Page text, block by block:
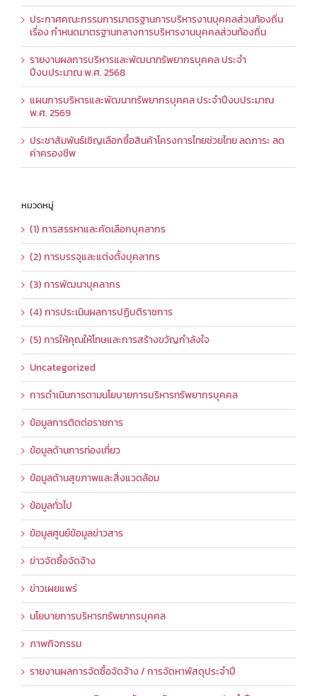
ประกาศคณะกรรมการมาตรฐานการบริหารงานบุคคลส่วนท้องถิ่น
เรื่อง กำหนดมาตรฐานกลางการบริหารงานบุคคลส่วนท้องถิ่น
รายงานผลการบริหารและพัฒนาทรัพยากรบุคคล ประจำ
ปีงบประมาณ พ.ศ. 2568
แผนการบริหารและพัฒนาทรัพยากรบุคคล ประจำปีงบประมาณ
พ.ศ. 2569
ประชาสัมพันธ์เชิญเลือกซื้อสินค้าโครงการไทยช่วยไทย ลดภาระ ลด
ค่าครองชีพ
หมวดหมู่
(1) การสรรหาและคัดเลือกบุคลากร
(2) การบรรจุและแต่งตั้งบุคลากร
(3) การพัฒนาบุคลากร
(4) การประเมินผลการปฏิบติราชการ
(5) การให้คุณให้โทษและการสร้างขวัญกำลังใจ
Uncategorized
การดำเนินการตามนโยบายการบริหารทรัพยากรบุคคล
ข้อมูลการติดต่อราชการ
ข้อมูลด้านการท่องเที่ยว
ข้อมูลด้านสุขภาพและสิ่งแวดล้อม
ข้อมูลทั่วไป
ข้อมูลศูนย์ข้อมูลข่าวสาร
ข่าวจัดซื้อจัดจ้าง
ข่าวเผยแพร่
นโยบายการบริหารทรัพยากรบุคคล
ภาพกิจกรรม
รายงานผลการจัดซื้อจัดจ้าง / การจัดหาพัสดุประจำปี